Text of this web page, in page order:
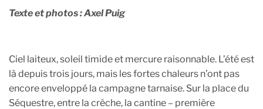
Texte et photos : Axel Puig
Ciel laiteux, soleil timide et mercure raisonnable. L’été est
là depuis trois jours, mais les fortes chaleurs n’ont pas
encore enveloppé la campagne tarnaise. Sur la place du
Séquestre, entre la crèche, la cantine – première